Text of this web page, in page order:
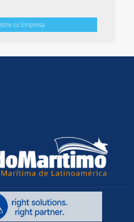
su Empresa
de MundoMaritimo Ltda.
f686c914